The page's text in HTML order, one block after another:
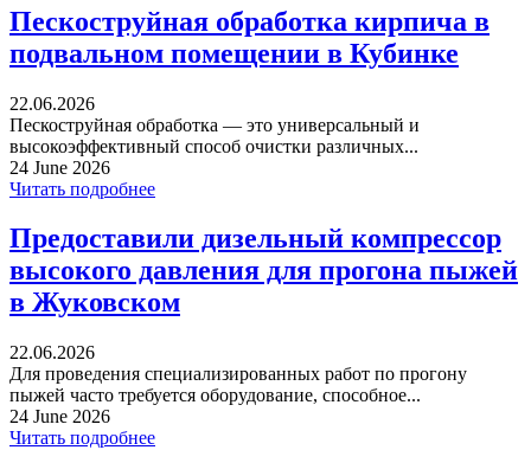
Пескоструйная обработка кирпича в
подвальном помещении в Кубинке
22.06.2026
Пескоструйная обработка — это универсальный и
высокоэффективный способ очистки различных...
24 June 2026
Читать подробнее
Предоставили дизельный компрессор
высокого давления для прогона пыжей
в Жуковском
22.06.2026
Для проведения специализированных работ по прогону
пыжей часто требуется оборудование, способное...
24 June 2026
Читать подробнее